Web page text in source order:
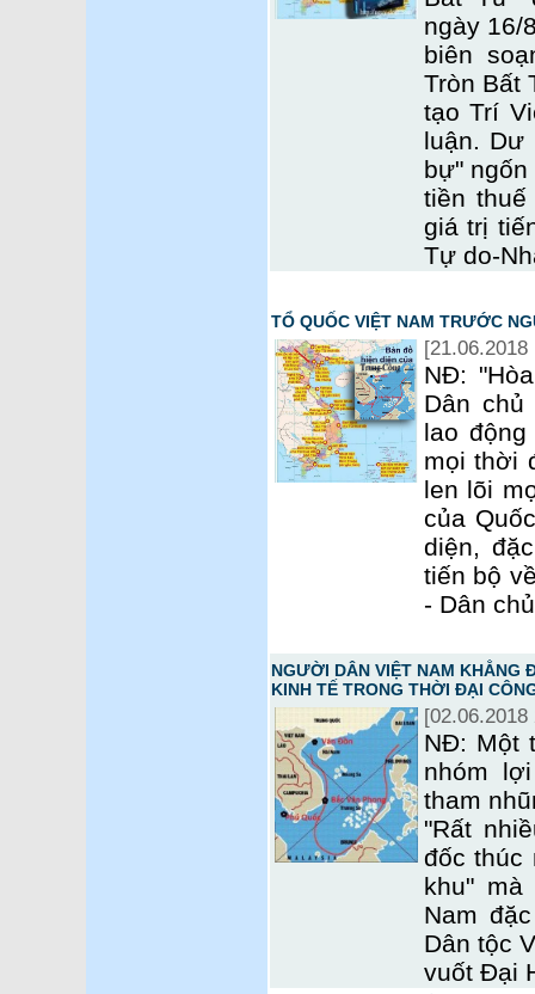
ngày 16/
biên
Tròn Bất
tạo Trí
luận. Dư
bự" ngốn
tiền
giá trị
Tự do-
TỔ QUỐC VIỆT NAM TRƯỚC
[21.06.2018
NĐ:
Dân
lao
mọi thời
len lõi
của
diện,
tiến bộ
- Dân
NGƯỜI DÂN VIỆT NAM KHẲNG
KINH TẾ TRONG THỜI ĐẠI
[02.06.2018
NĐ: Một
nhóm
tham
"Rất
đốc thúc
khu"
Nam
Dân tộc
vuốt Đại